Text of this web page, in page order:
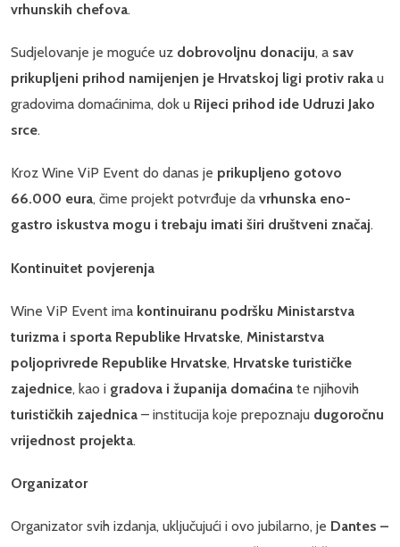
vrhunskih chefova.
Sudjelovanje je moguće uz dobrovoljnu donaciju, a sav
prikupljeni prihod namijenjen je Hrvatskoj ligi protiv raka u
gradovima domaćinima, dok u Rijeci prihod ide Udruzi Jako
srce.
Kroz Wine ViP Event do danas je prikupljeno gotovo
66.000 eura, čime projekt potvrđuje da vrhunska eno-
gastro iskustva mogu i trebaju imati širi društveni značaj.
Kontinuitet povjerenja
Wine ViP Event ima kontinuiranu podršku Ministarstva
turizma i sporta Republike Hrvatske, Ministarstva
poljoprivrede Republike Hrvatske, Hrvatske turističke
zajednice, kao i gradova i županija domaćina te njihovih
turističkih zajednica – institucija koje prepoznaju dugoročnu
vrijednost projekta.
Organizator
Organizator svih izdanja, uključujući i ovo jubilarno, je Dantes –